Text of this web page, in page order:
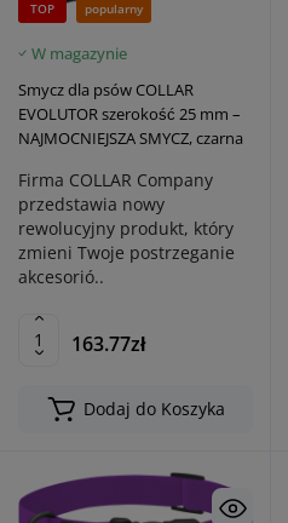
TOP popularny
W magazynie
Smycz dla psów COLLAR
EVOLUTOR szerokość 25 mm –
NAJMOCNIEJSZA SMYCZ, czarna
Firma COLLAR Company
przedstawia nowy
rewolucyjny produkt, który
zmieni Twoje postrzeganie
akcesorió..
163.77zł
Dodaj do Koszyka